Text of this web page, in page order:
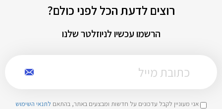
רוצים לדעת הכל לפני כולם?
הרשמו עכשיו לניוזלטר שלנו
אני מעוניין לקבל עדכונים על חדשות ומבצעים באתר, בהתאם לתנאי השימוש